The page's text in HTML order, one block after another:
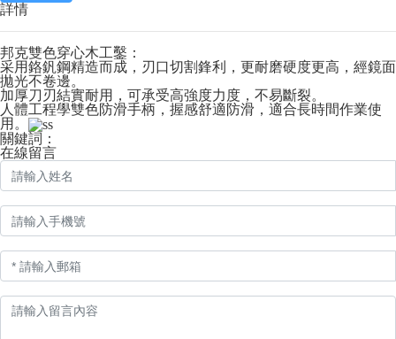
詳情
邦克雙色穿心木工鑿：
采用鉻釩鋼精造而成，刃口切割鋒利，更耐磨硬度更高，經鏡面
拋光不卷邊。
加厚刀刃結實耐用，可承受高強度力度，不易斷裂。
人體工程學雙色防滑手柄，握感舒適防滑，適合長時間作業使
用。
關鍵詞：
在線留言